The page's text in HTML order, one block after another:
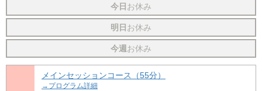
今日 お休み
明日 お休み
今週 お休み
メインセッションコース（55分）
→プログラム詳細